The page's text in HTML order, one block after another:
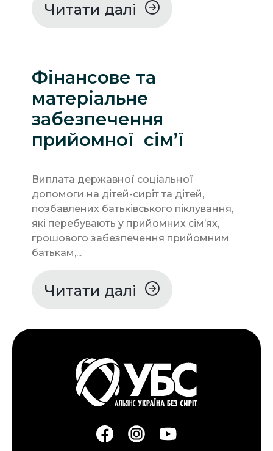
Читати далі
Фінансове та
матеріальне
забезпечення
прийомної сім’ї
Виплата державної соціальної
допомоги на дітей-сиріт та дітей,
позбавлених батьківського піклування,
які перебувають у прийомних сім’ях,
грошового забезпечення прийомним
батькам,...
Читати далі